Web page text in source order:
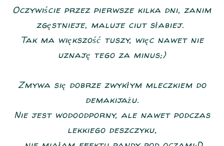
Oczywiście przez pierwsze kilka dni, zanim
zgęstnieje, maluje ciut słabiej.
Tak ma większość tuszy, więc nawet nie
uznaję tego za minus;)
Zmywa się dobrze zwykłym mleczkiem do
demakijażu.
Nie jest wodoodporny, ale nawet podczas
lekkiego deszczyku,